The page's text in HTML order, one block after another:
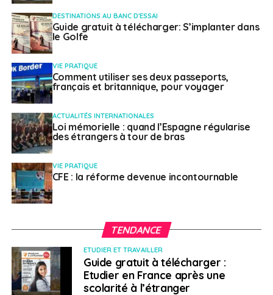
DESTINATIONS AU BANC D'ESSAI
Guide gratuit à télécharger: S’implanter dans
le Golfe
VIE PRATIQUE
Comment utiliser ses deux passeports,
français et britannique, pour voyager
ACTUALITÉS INTERNATIONALES
Loi mémorielle : quand l’Espagne régularise
des étrangers à tour de bras
VIE PRATIQUE
CFE : la réforme devenue incontournable
TENDANCE
ETUDIER ET TRAVAILLER
Guide gratuit à télécharger :
Etudier en France après une
scolarité à l’étranger